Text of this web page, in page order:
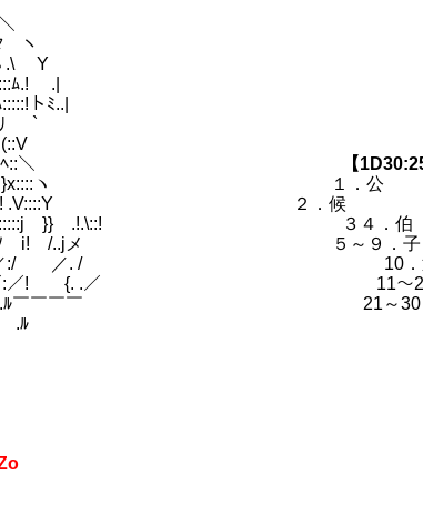
ヽ
.\ Y
ﾑ.! .|
トﾐ..|
ﾘ `
＜ V 〉::ﾍ::＼
【
斥,V::}x::::ヽ １．公
s,::::::::::::::}.ﾏ! .V::::Y ２．候
｀ヽ:::::j }} .!.\::! ３４．伯
メ ィ' )::ﾉ i! /..jメ ５～９．子
:/ ／. / 10．辺
{. .／ 11～20．
￣￣￣ 21～30．